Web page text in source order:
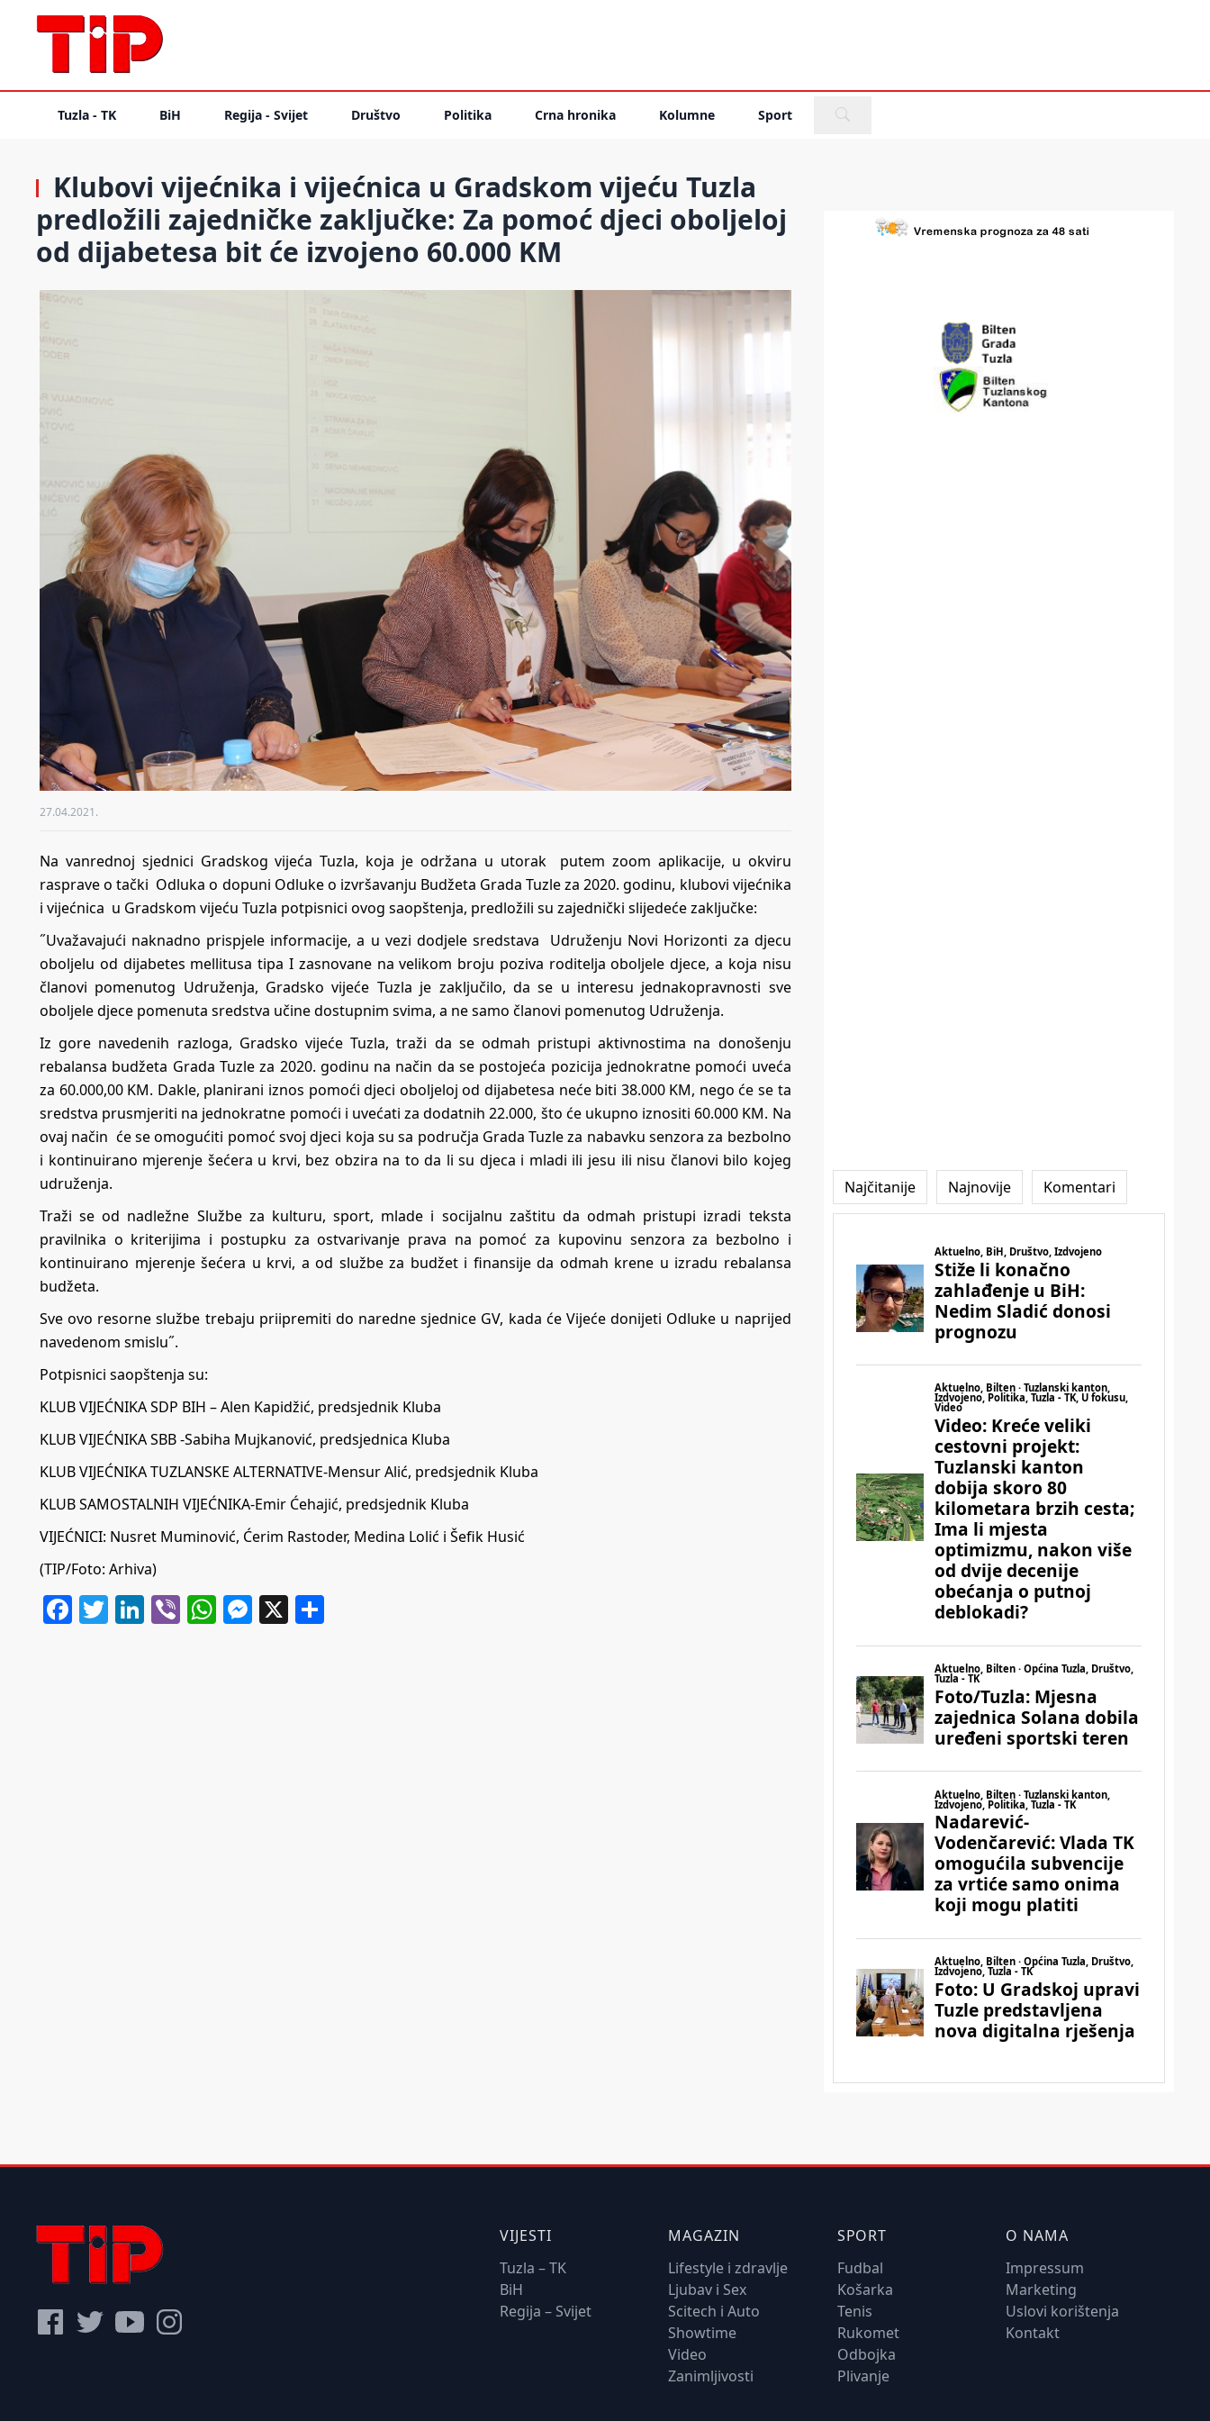
Tuzla - TK BiH Regija - Svijet Društvo Politika Crna hronika Kolumne Sport
Klubovi vijećnika i vijećnica u Gradskom vijeću Tuzla
predložili zajedničke zaključke: Za pomoć djeci oboljeloj
od dijabetesa bit će izvojeno 60.000 KM
27.04.2021.
Na vanrednoj sjednici Gradskog vijeća Tuzla, koja je održana u utorak putem zoom aplikacije, u okviru
rasprave o tački Odluka o dopuni Odluke o izvršavanju Budžeta Grada Tuzle za 2020. godinu, klubovi vijećnika
i vijećnica u Gradskom vijeću Tuzla potpisnici ovog saopštenja, predložili su zajednički slijedeće zaključke:
˝Uvažavajući naknadno prispjele informacije, a u vezi dodjele sredstava Udruženju Novi Horizonti za djecu
oboljelu od dijabetes mellitusa tipa I zasnovane na velikom broju poziva roditelja oboljele djece, a koja nisu
članovi pomenutog Udruženja, Gradsko vijeće Tuzla je zaključilo, da se u interesu jednakopravnosti sve
oboljele djece pomenuta sredstva učine dostupnim svima, a ne samo članovi pomenutog Udruženja.
Iz gore navedenih razloga, Gradsko vijeće Tuzla, traži da se odmah pristupi aktivnostima na donošenju
rebalansa budžeta Grada Tuzle za 2020. godinu na način da se postojeća pozicija jednokratne pomoći uveća
za 60.000,00 KM. Dakle, planirani iznos pomoći djeci oboljeloj od dijabetesa neće biti 38.000 KM, nego će se ta
sredstva prusmjeriti na jednokratne pomoći i uvećati za dodatnih 22.000, što će ukupno iznositi 60.000 KM. Na
ovaj način će se omogućiti pomoć svoj djeci koja su sa područja Grada Tuzle za nabavku senzora za bezbolno
i kontinuirano mjerenje šećera u krvi, bez obzira na to da li su djeca i mladi ili jesu ili nisu članovi bilo kojeg
udruženja.
Traži se od nadležne Službe za kulturu, sport, mlade i socijalnu zaštitu da odmah pristupi izradi teksta
pravilnika o kriterijima i postupku za ostvarivanje prava na pomoć za kupovinu senzora za bezbolno i
kontinuirano mjerenje šećera u krvi, a od službe za budžet i finansije da odmah krene u izradu rebalansa
budžeta.
Sve ovo resorne službe trebaju priipremiti do naredne sjednice GV, kada će Vijeće donijeti Odluke u naprijed
navedenom smislu˝.
Potpisnici saopštenja su:
KLUB VIJEĆNIKA SDP BIH – Alen Kapidžić, predsjednik Kluba
KLUB VIJEĆNIKA SBB -Sabiha Mujkanović, predsjednica Kluba
KLUB VIJEĆNIKA TUZLANSKE ALTERNATIVE-Mensur Alić, predsjednik Kluba
KLUB SAMOSTALNIH VIJEĆNIKA-Emir Ćehajić, predsjednik Kluba
VIJEĆNICI: Nusret Muminović, Ćerim Rastoder, Medina Lolić i Šefik Husić
(TIP/Foto: Arhiva)
Facebook
Twitter
LinkedIn
ViberWhatsApp
Messenger
X
Najčitanije Najnovije Komentari
VIJESTI
Tuzla – TK
BiH
Regija – Svijet
MAGAZIN
Lifestyle i zdravlje
Ljubav i Sex
Scitech i Auto
Showtime
Video
Zanimljivosti
SPORT
Fudbal
Košarka
Tenis
Rukomet
Odbojka
Plivanje
O NAMA
Impressum
Marketing
Uslovi korištenja
Kontakt